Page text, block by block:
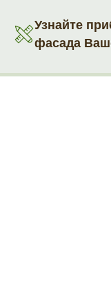
Узнайте
фасада